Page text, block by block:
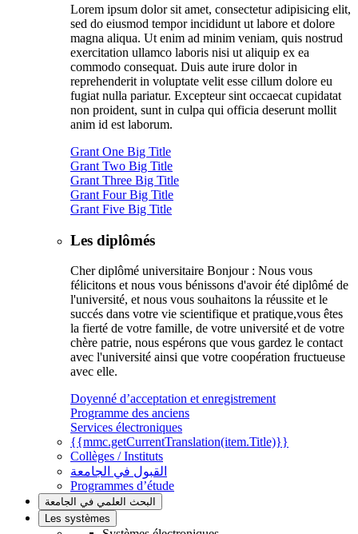
Lorem ipsum dolor sit amet, consectetur adipisicing elit,
sed do eiusmod tempor incididunt ut labore et dolore
magna aliqua. Ut enim ad minim veniam, quis nostrud
exercitation ullamco laboris nisi ut aliquip ex ea
commodo consequat. Duis aute irure dolor in
reprehenderit in voluptate velit esse cillum dolore eu
fugiat nulla pariatur. Excepteur sint occaecat cupidatat
non proident, sunt in culpa qui officia deserunt mollit
anim id est laborum.
Grant One Big Title
Grant Two Big Title
Grant Three Big Title
Grant Four Big Title
Grant Five Big Title
Les diplômés
Cher diplômé universitaire Bonjour : Nous vous
félicitons et nous vous bénissons d'avoir été diplômé de
l'université, et nous vous souhaitons la réussite et le
succés dans votre vie scientifique et pratique,vous êtes
la fierté de votre famille, de votre université et de votre
chère patrie, nous espérons que vous gardez le contact
avec l'université ainsi que votre coopération fructueuse
avec elle.
Doyenné d’acceptation et enregistrement
Programme des anciens
Services électroniques
{{mmc.getCurrentTranslation(item.Title)}}
Collèges / Instituts
القبول في الجامعة
Programmes d’étude
البحث العلمي في الجامعة
Les systèmes